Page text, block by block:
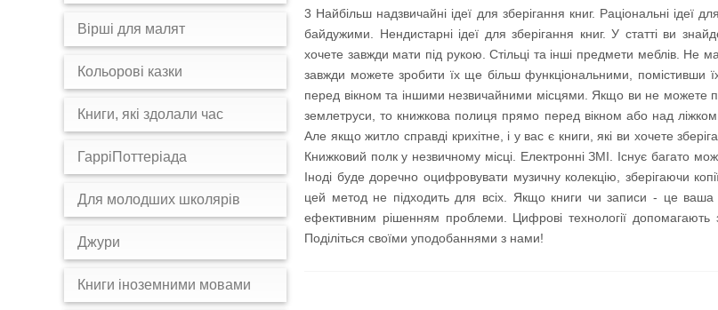
3 Найбільш надзвичайні ідеї для зберігання книг. Раціональні ідеї
байдужими. Нендистарні ідеї для зберігання книг. У статті ви
хочете завжди мати під рукою. Стільці та інші предмети меблів. Не
завжди можете зробити їх ще більш функціональними, помістивши
перед вікном та іншими незвичайними місцями. Якщо ви не можете
землетруси, то книжкова полиця прямо перед вікном або над
Але якщо житло справді крихітне, і у вас є книги, які ви хочете
Книжковий полк у незвичному місці. Електронні ЗМІ. Існує багато
Іноді буде доречно оцифровувати музичну колекцію, зберігаючи
цей метод не підходить для всіх. Якщо книги чи записи - це
ефективним рішенням проблеми. Цифрові технології допомагають
Поділіться своїми уподобаннями з нами!
Вірші для малят
Кольорові казки
Книги, які здолали час
ГарріПоттеріада
Для молодших школярів
Джури
Книги іноземними мовами